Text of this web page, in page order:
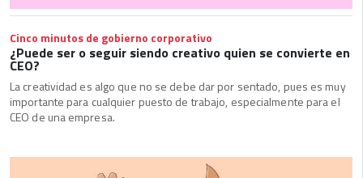
Cinco minutos de gobierno corporativo
¿Puede ser o seguir siendo creativo quien se convierte en
CEO?
La creatividad es algo que no se debe dar por sentado, pues es muy
importante para cualquier puesto de trabajo, especialmente para el
CEO de una empresa.